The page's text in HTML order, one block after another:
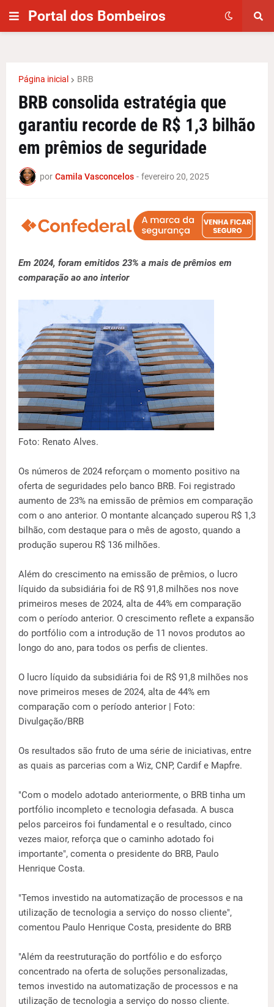
Portal dos Bombeiros
Página inicial BRB
BRB consolida estratégia que
garantiu recorde de R$ 1,3 bilhão
em prêmios de seguridade
por Camila Vasconcelos - fevereiro 20, 2025
Em 2024, foram emitidos 23% a mais de prêmios em
comparação ao ano interior
Foto: Renato Alves.
Os números de 2024 reforçam o momento positivo na
oferta de seguridades pelo banco BRB. Foi registrado
aumento de 23% na emissão de prêmios em comparação
com o ano anterior. O montante alcançado superou R$ 1,3
bilhão, com destaque para o mês de agosto, quando a
produção superou R$ 136 milhões.
Além do crescimento na emissão de prêmios, o lucro
líquido da subsidiária foi de R$ 91,8 milhões nos nove
primeiros meses de 2024, alta de 44% em comparação
com o período anterior. O crescimento reflete a expansão
do portfólio com a introdução de 11 novos produtos ao
longo do ano, para todos os perfis de clientes.
O lucro líquido da subsidiária foi de R$ 91,8 milhões nos
nove primeiros meses de 2024, alta de 44% em
comparação com o período anterior | Foto:
Divulgação/BRB
Os resultados são fruto de uma série de iniciativas, entre
as quais as parcerias com a Wiz, CNP, Cardif e Mapfre.
"Com o modelo adotado anteriormente, o BRB tinha um
portfólio incompleto e tecnologia defasada. A busca
pelos parceiros foi fundamental e o resultado, cinco
vezes maior, reforça que o caminho adotado foi
importante", comenta o presidente do BRB, Paulo
Henrique Costa.
"Temos investido na automatização de processos e na
utilização de tecnologia a serviço do nosso cliente",
comentou Paulo Henrique Costa, presidente do BRB
"Além da reestruturação do portfólio e do esforço
concentrado na oferta de soluções personalizadas,
temos investido na automatização de processos e na
utilização de tecnologia a serviço do nosso cliente.